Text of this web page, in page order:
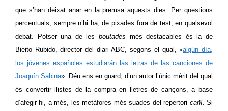
que s’han deixat anar en la premsa aquests dies. Per qüestions
percentuals, sempre n’hi ha, de pixades fora de test,en qualsevol
debat. Potser una de les boutades més destacables és la de
Bieito Rubido, director del diari ABC,segons el qual, «algún día,
los jóvenes españoles estudiarán las
letras de las canciones de
Joaquín Sabina». Déu ens en guard, d’un autor l’únic mèrit del qual
és convertir llistes de la compra en lletres de cançons, a base
d’afegir-hi, a més, les metàfores més suades del repertori cañí. Si